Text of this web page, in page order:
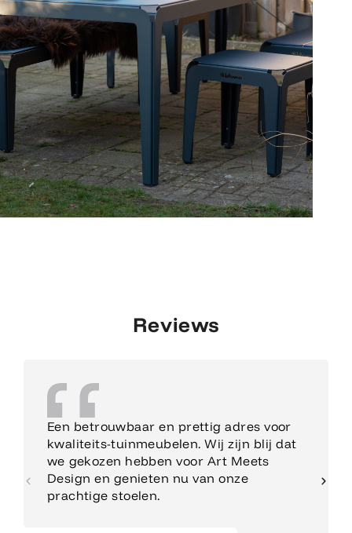
Reviews
Een betrouwbaar en prettig adres voor
kwaliteits-tuinmeubelen. Wij zijn blij dat
we gekozen hebben voor Art Meets
Design en genieten nu van onze
prachtige stoelen.